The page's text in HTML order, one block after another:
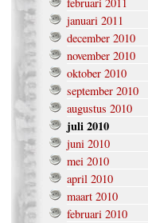
januari 2011
december 2010
november 2010
oktober 2010
september 2010
augustus 2010
juli 2010
juni 2010
mei 2010
april 2010
maart 2010
februari 2010